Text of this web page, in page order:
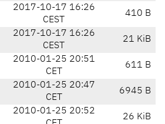
2017-10-17 16:26
CEST
410 B
2017-10-17 16:26
CEST
21 KiB
2010-01-25 20:51
CET
611 B
2010-01-25 20:47
CET
6945 B
2010-01-25 20:52
26 KiB